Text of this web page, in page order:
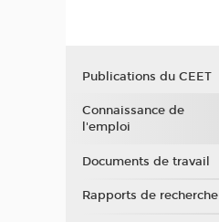
Publications du CEET
Connaissance de
l'emploi
Documents de travail
Rapports de recherche